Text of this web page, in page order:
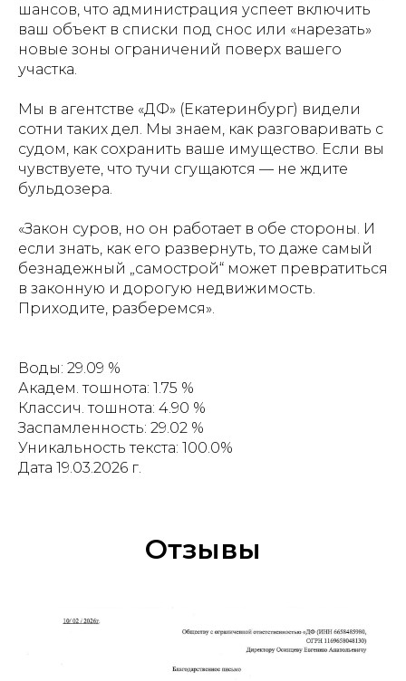
шансов, что администрация успеет включить
ваш объект в списки под снос или «нарезать»
новые зоны ограничений поверх вашего
участка.
Мы в агентстве «ДФ» (Екатеринбург) видели
сотни таких дел. Мы знаем, как разговаривать с
судом, как сохранить ваше имущество. Если вы
чувствуете, что тучи сгущаются — не ждите
бульдозера.
«Закон суров, но он работает в обе стороны. И
если знать, как его развернуть, то даже самый
безнадежный „самострой“ может превратиться
в законную и дорогую недвижимость.
Приходите, разберемся».
Воды: 29.09 %
Академ. тошнота: 1.75 %
Классич. тошнота: 4.90 %
Заспамленность: 29.02 %
Уникальность текста: 100.0%
Дата 19.03.2026 г.
Отзывы